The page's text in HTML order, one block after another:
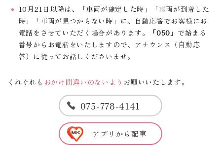
10月21日以降は、「車両が確定した時」「車両が到着した
時」「車両が見つからない時」に、自動応答でお客様にお
電話をさせていただく場合があります。
「050」 で始まる
番号からお電話をいたしますので、アナウンス（自動応
答）に従ってお話しくださいませ。
くれぐれも おかけ間違いのないよう お願いいたします。
075-778-4141
アプリから配車